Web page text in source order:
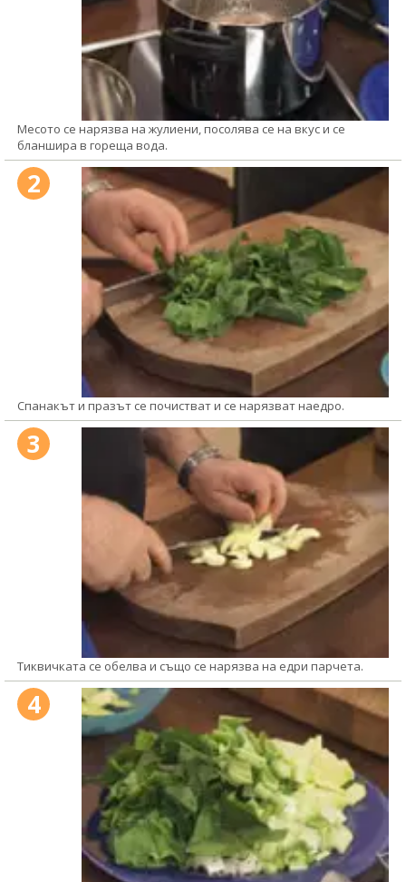
Месото се нарязва на жулиени, посолява се на вкус и се
бланшира в гореща вода.
2
Спанакът и празът се почистват и се нарязват наедро.
3
Тиквичката се обелва и също се нарязва на едри парчета.
4